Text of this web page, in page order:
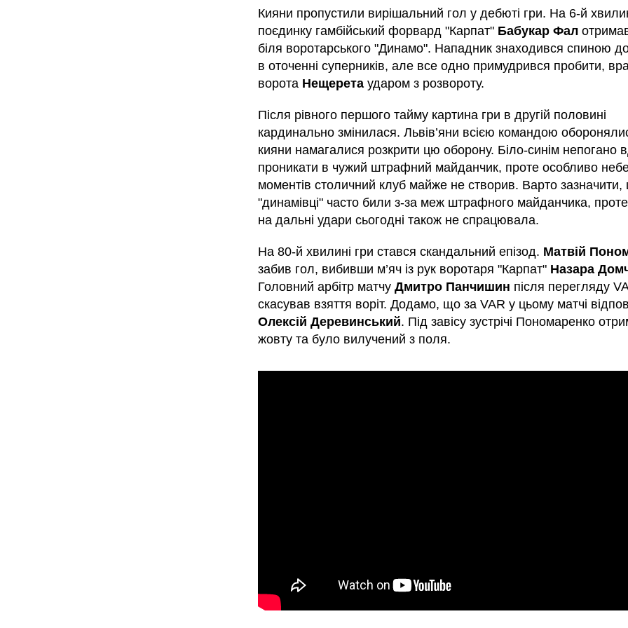
Кияни пропустили вирішальний гол у дебюті гри. На 6-й
поєдинку гамбійський форвард "Карпат" Бабукар Фал
біля воротарського "Динамо". Нападник знаходився спиною до
в оточенні суперників, але все одно примудрився пробити,
ворота Нещерета ударом з розвороту.
Після рівного першого тайму картина гри в другій половині
кардинально змінилася. Львів’яни всією командою
кияни намагалися розкрити цю оборону. Біло-синім непогано
проникати в чужий штрафний майданчик, проте особливо
моментів столичний клуб майже не створив. Варто
"динамівці" часто били з-за меж штрафного майданчика,
на дальні удари сьогодні також не спрацювала.
На 80-й хвилині гри стався скандальний епізод. Матвій
забив гол, вибивши м’яч із рук воротаря "Карпат" Назара
Головний арбітр матчу Дмитро Панчишин після перегляду
скасував взяття воріт. Додамо, що за VAR у цьому матчі
Олексій Деревинський. Під завісу зустрічі Пономаренко
жовту та було вилучений з поля.